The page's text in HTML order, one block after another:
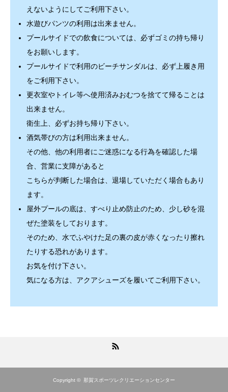
えないようにしてご利用下さい。
水遊びパンツの利用は出来ません。
プールサイドでの飲食については、必ずゴミの持ち帰り
をお願いします。
プールサイドで利用のビーチサンダルは、必ず上履き用
をご利用下さい。
更衣室やトイレ等へ使用済みおむつを捨てて帰ることは
出来ません。
衛生上、必ずお持ち帰り下さい。
酒気帯びの方は利用出来ません。
その他、他の利用者にご迷惑になる行為を確認した場
合、営業に支障があると
こちらが判断した場合は、退場していただく場合もあり
ます。
屋外プールの底は、すべり止め防止のため、少し砂を混
ぜた塗装をしております。
そのため、水でふやけた足の裏の皮が赤くなったり擦れ
たりする恐れがあります。
お気を付け下さい。
気になる方は、アクアシューズを履いてご利用下さい。
Copyright © 那賀スポーツレクリエーションセンター